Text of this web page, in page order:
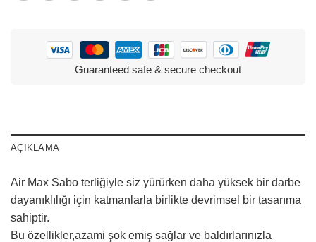
Guaranteed safe & secure checkout
AÇIKLAMA
Air Max Sabo terliğiyle siz yürürken daha yüksek bir darbe
dayanıklılığı için katmanlarla birlikte devrimsel bir tasarıma
sahiptir.
Bu özellikler,azami şok emiş sağlar ve baldırlarınızla